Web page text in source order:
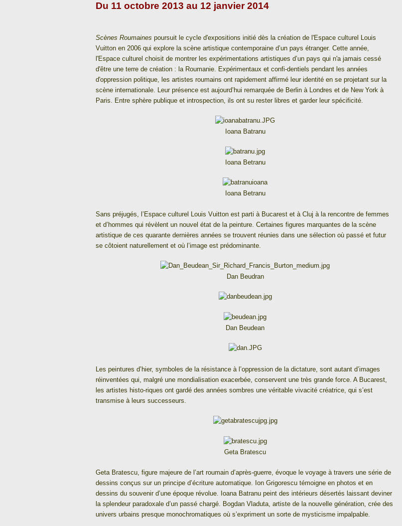
Du 11 octobre 2013 au 12 janvier 2014
Scènes Roumaines poursuit le cycle d'expositions initié dès la création de l'Espace culturel Louis
Vuitton en 2006 qui explore la scène artistique contemporaine d’un pays étranger. Cette année,
l'Espace culturel choisit de montrer les expérimentations artistiques d’un pays qui n'a jamais cessé
d'être une terre de création : la Roumanie. Expérimentaux et confi-dentiels pendant les années
d'oppression politique, les artistes roumains ont rapidement affirmé leur identité en se projetant sur la
scène internationale. Leur présence est aujourd’hui remarquée de Berlin à Londres et de New York à
Paris. Entre sphère publique et introspection, ils ont su rester libres et garder leur spécificité.
Ioana Batranu
Ioana Betranu
Ioana Betranu
Sans préjugés, l’Espace culturel Louis Vuitton est parti à Bucarest et à Cluj à la rencontre de femmes
et d’hommes qui révèlent un nouvel état de la peinture. Certaines figures marquantes de la scène
artistique de ces quarante dernières années se trouvent réunies dans une sélection où passé et futur
se côtoient naturellement et où l’image est prédominante.
Dan Beudran
Dan Beudean
Les peintures d’hier, symboles de la résistance à l’oppression de la dictature, sont autant d’images
réinventées qui, malgré une mondialisation exacerbée, conservent une très grande force. A Bucarest,
les artistes histo-riques ont gardé des années sombres une véritable vivacité créatrice, qui s’est
transmise à leurs successeurs.
Geta Bratescu
Geta Bratescu, figure majeure de l’art roumain d’après-guerre, évoque le voyage à travers une série de
dessins conçus sur un principe d’écriture automatique. Ion Grigorescu témoigne en photos et en
dessins du souvenir d’une époque révolue. Ioana Batranu peint des intérieurs désertés laissant deviner
la splendeur paradoxale d’un passé chargé. Bogdan Vladuta, artiste de la nouvelle génération, crée des
univers urbains presque monochromatiques où s’expriment un sorte de mysticisme impalpable.